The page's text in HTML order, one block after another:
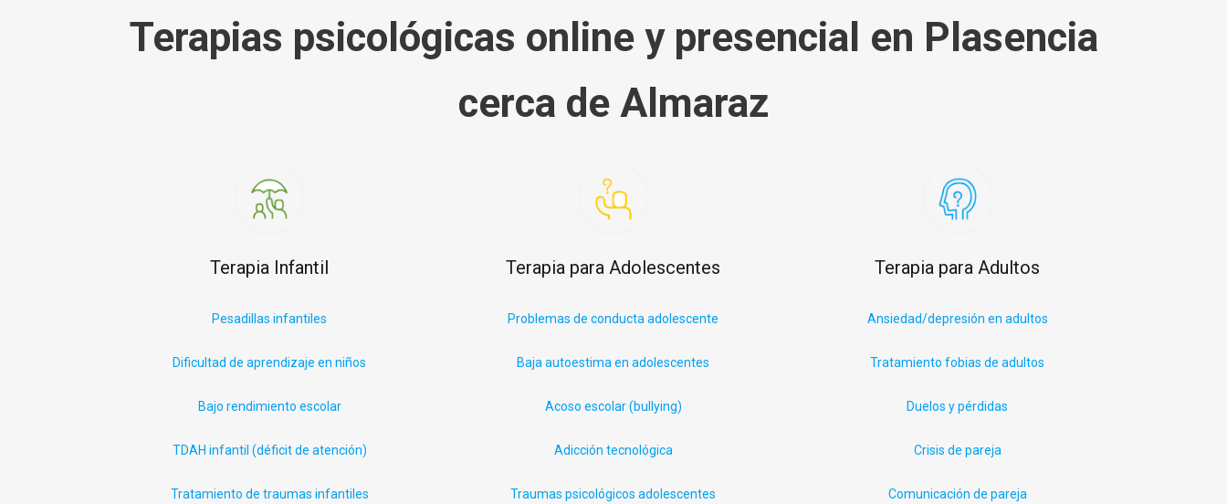
Terapias psicológicas online y presencial en Plasencia
cerca de Almaraz
Terapia Infantil
Pesadillas infantiles
Dificultad de aprendizaje en niños
Bajo rendimiento escolar
TDAH infantil (déficitde atención)
Tratamiento de traumas infantiles
Terapia para Adolescentes
Problemas de conducta adolescente
Baja autoestima en adolescentes
Acoso escolar (bullying)
Adicción tecnológica
Traumas psicológicos adolescentes
Terapia para Adultos
Ansiedad/depresión en adultos
Tratamiento fobias de adultos
Duelos y pérdidas
Crisis de pareja
Comunicación de pareja